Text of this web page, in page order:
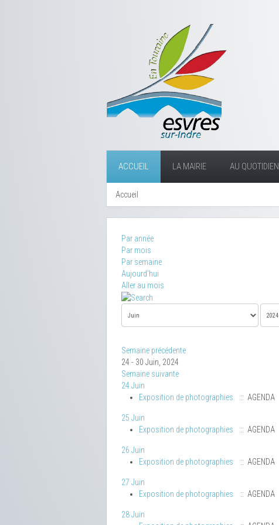
ACCUEIL LA MAIRIE AU QUOTIDIEN
Accueil
Par année
Par mois
Par semaine
Aujourd'hui
Aller au mois
Semaine précédente
24 - 30 Juin, 2024
Semaine suivante
24 Juin
Exposition de photographies
:: AGENDA
25 Juin
Exposition de photographies
:: AGENDA
26 Juin
Exposition de photographies
:: AGENDA
27 Juin
Exposition de photographies
:: AGENDA
28 Juin